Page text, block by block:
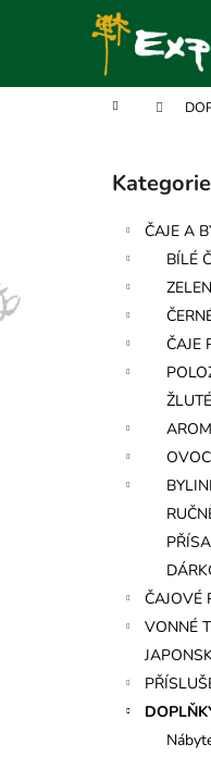
Domů
Přeskočit
kategorie
Kategorie
ČAJE A
BÍLÉ
ČAJE
ČAJOVÉ
VONNÉ
í
Zpět
do
Zpět
do